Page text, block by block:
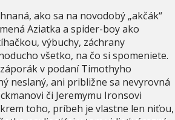
ako sa na novodobý „akčák“
Aziatka a spider-boy ako
výbuchy, záchrany
všetko, na čo si spomeniete.
v podaní Timothyho
neslaný, ani približne sa nevyrovná
či Jeremymu Ironsovi
toho, príbeh je vlastne len niťou,